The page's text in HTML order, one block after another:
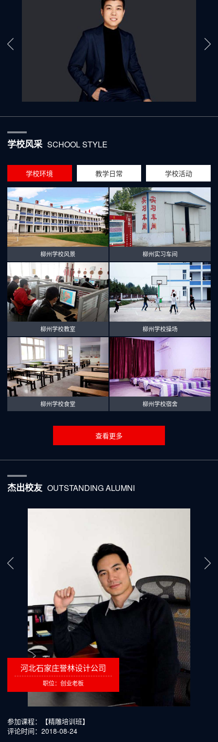
学校风采 SCHOOL STYLE
学校环境 教学日常 学校活动
柳州学校风景 柳州实习车间
柳州学校教室 柳州学校操场
柳州学校食堂 柳州学校宿舍
查看更多
杰出校友 OUTSTANDING ALUMNI
河北石家庄誉林设计公司
职位：创业老板
参加课程：【精雕培训班】
评论时间：2018-08-24